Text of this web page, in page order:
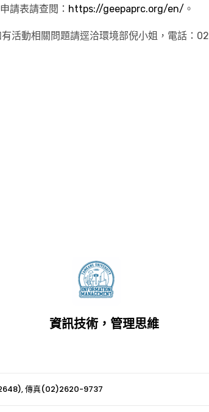
請表請查閱： https://geepaprc.org/en/ 。
活動相關問題請逕洽環境部倪小姐，電話：
資訊技術，管理思維
傳真(02)2620-9737